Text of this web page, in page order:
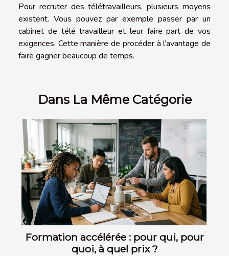
Pour recruter des télétravailleurs, plusieurs moyens
existent. Vous pouvez par exemple passer par un
cabinet de télé travailleur et leur faire part de vos
exigences. Cette manière de procéder à l’avantage de
faire gagner beaucoup de temps.
Dans La Même Catégorie
Formation accélérée : pour qui, pour
quoi, à quel prix ?